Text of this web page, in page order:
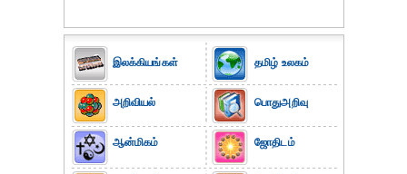
இலக்கியங்கள்
அறிவியல்
ஆன்மிகம்
தமிழ் உலகம்
பொதுஅறிவு
ஜோதிடம்